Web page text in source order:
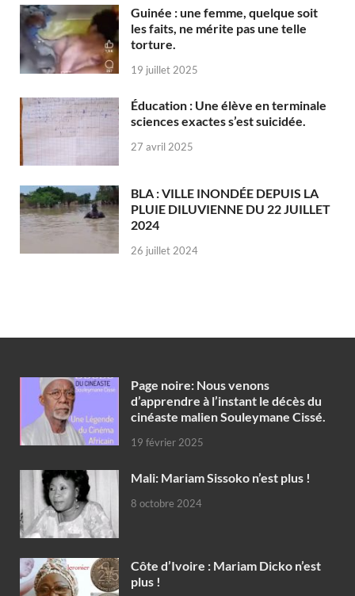
Guinée : une femme, quelque soit
les faits, ne mérite pas une telle
torture.
19 juillet 2025
Éducation : Une élève en terminale
sciences exactes s’est suicidée.
27 avril 2025
BLA : VILLE INONDÉE DEPUIS LA
PLUIE DILUVIENNE DU 22 JUILLET
2024
26 juillet 2024
Page noire: Nous venons
d’apprendre à l’instant le décès du
cinéaste malien Souleymane Cissé.
19 février 2025
Mali: Mariam Sissoko n’est plus !
8 octobre 2024
Côte d’Ivoire : Mariam Dicko n’est
plus !